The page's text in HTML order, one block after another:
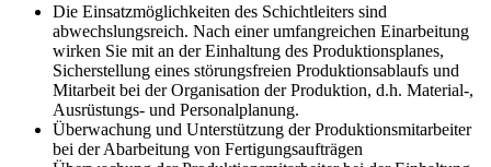
Die Einsatzmöglichkeiten des Schichtleiters sind
abwechslungsreich. Nach einer umfangreichen Einarbeitung
wirken Sie mit an der Einhaltung des Produktionsplanes,
Sicherstellung eines störungsfreien Produktionsablaufs und
Mitarbeit bei der Organisation der Produktion, d.h. Material-,
Ausrüstungs- und Personalplanung.
Überwachung und Unterstützung der Produktionsmitarbeiter
bei der Abarbeitung von Fertigungsaufträgen